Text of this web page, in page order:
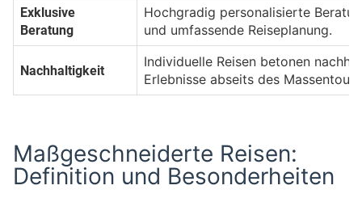
Exklusive
Beratung
Hochgradig personalisierte
und umfassende Reiseplanung.
Nachhaltigkeit
Individuelle Reisen betonen
Erlebnisse abseits des
Maßgeschneiderte Reisen:
Definition und Besonderheiten